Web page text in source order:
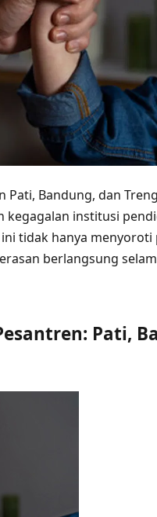
Pati, Bandung, dan
institusi
tidak hanya
berlangsung
Pati,